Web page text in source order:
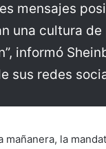
mensajes
una cultura de
informó
sus redes
mañanera, la